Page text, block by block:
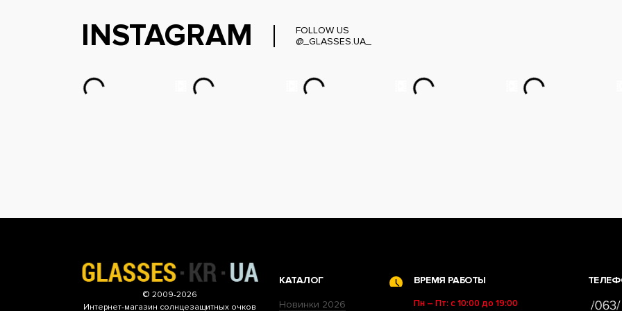
INSTAGRAM
FOLLOW US
@_GLASSES.UA_
© 2009-2026
Интернет-магазин солнцезащитных очков
КАТАЛОГ
Новинки 2026
ВРЕМЯ РАБОТЫ
Пн – Пт: с 10:00 до 19:00